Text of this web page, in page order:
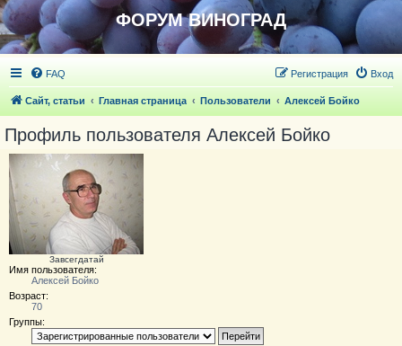
ФОРУМ ВИНОГРАД
FAQ Вход
Регистрация
Сайт, статьи Главная страница Пользователи Алексей Бойко
Профиль пользователя Алексей Бойко
Завсегдатай
Имя пользователя:
Алексей Бойко
Возраст:
70
Группы: